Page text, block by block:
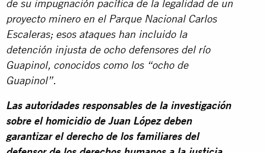
de su impugnación pacífica de la legalidad de un
proyecto minero en el Parque Nacional Carlos
Escaleras; esos ataques han incluido la
detención injusta de ocho defensores del río
Guapinol, conocidos como los “ocho de
Guapinol”.
Las autoridades responsables de la investigación
sobre el homicidio de Juan López deben
garantizar el derecho de los familiares del